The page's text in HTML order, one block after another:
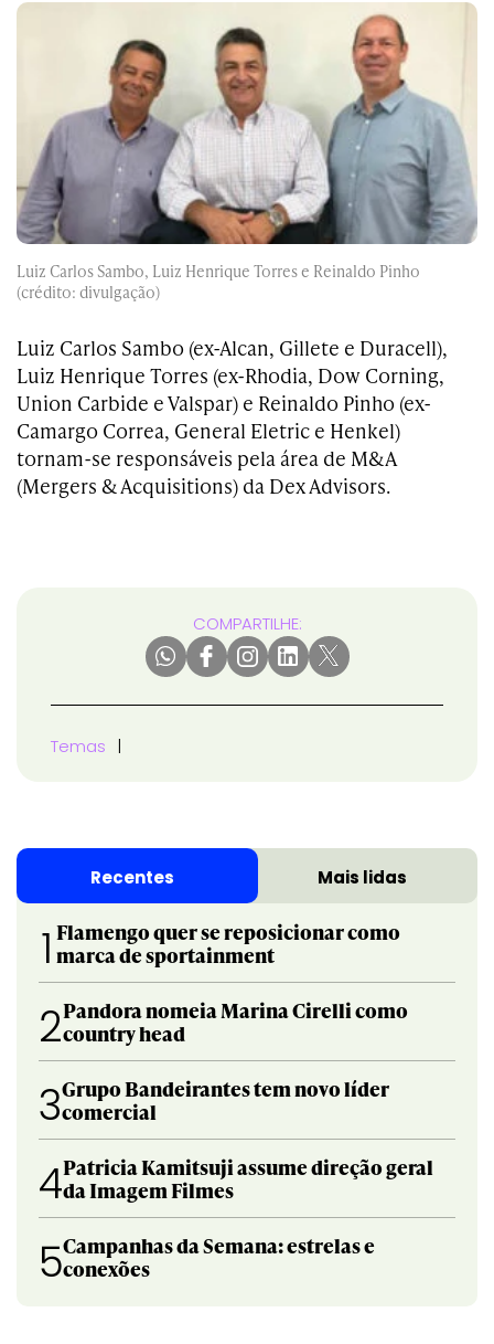
Luiz Carlos Sambo, Luiz Henrique Torres e Reinaldo Pinho
(crédito: divulgação)
Luiz Carlos Sambo (ex-Alcan, Gillete e Duracell),
Luiz Henrique Torres (ex-Rhodia, Dow Corning,
Union Carbide e Valspar) e Reinaldo Pinho (ex-
Camargo Correa, General Eletric e Henkel)
tornam-se responsáveis pela área de M&A
(Mergers & Acquisitions) da Dex Advisors.
COMPARTILHE:
Temas
Recentes Mais lidas
1 Flamengo quer se reposicionar como
marca de sportainment
2Pandora nomeia Marina Cirelli como
country head
3Grupo Bandeirantes tem novo líder
comercial
4Patricia Kamitsuji assume direção geral
da Imagem Filmes
5Campanhas da Semana: estrelas e
conexões